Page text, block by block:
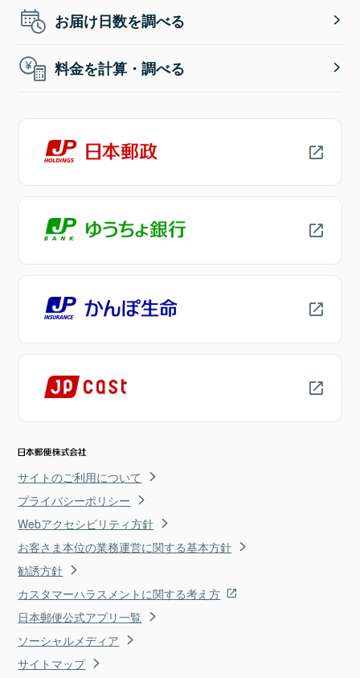
お届け日数を調べる
料金を計算・調べる
サイトのご利用について
プライバシーポリシー
Webアクセシビリティ方針
お客さま本位の業務運営に関する基本方針
勧誘方針
カスタマーハラスメントに関する考え方
日本郵便公式アプリ一覧
ソーシャルメディア
サイトマップ